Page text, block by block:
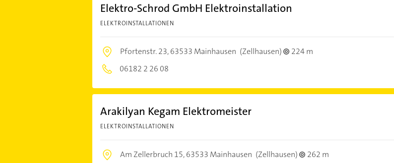
Elektro-Schrod GmbH Elektroinstallation
ELEKTROINSTALLATIONEN
Pfortenstr. 23,63533 Mainhausen (Zellhausen)
224 m
06182 2 26 08
Arakilyan Kegam Elektromeister
ELEKTROINSTALLATIONEN
Am Zellerbruch 15,63533 Mainhausen (Zellhausen)
262 m